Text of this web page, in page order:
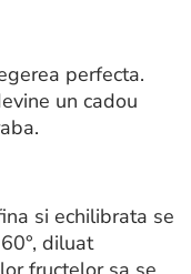
perfecta.
un cadou
si echilibrata se
diluat